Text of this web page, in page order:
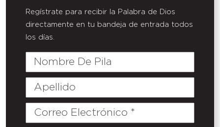
Regístrate para recibir la Palabra de Dios
directamente en tu bandeja de entrada todos
los días.
Nombre
Pila
Apellido
Correo